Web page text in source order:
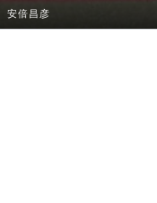
安倍昌彦